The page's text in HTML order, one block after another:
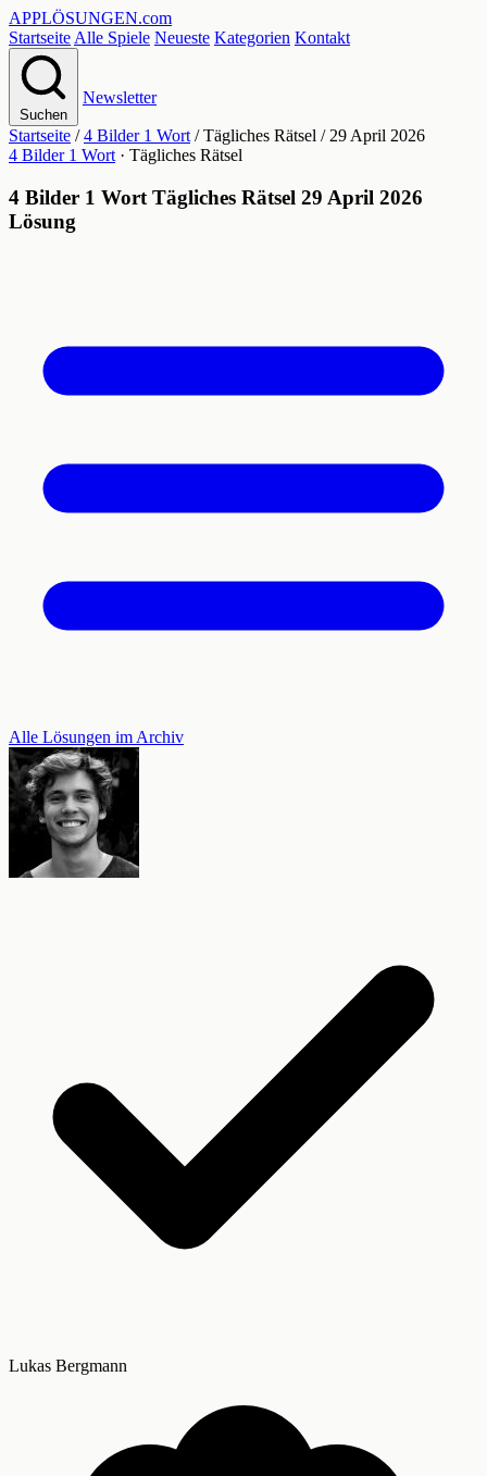
APPLÖSUNGEN.com
Startseite Alle Spiele Neueste Kategorien Kontakt
Suchen
Newsletter
Startseite / 4 Bilder 1 Wort / Tägliches Rätsel / 29 April 2026
4 Bilder 1 Wort · Tägliches Rätsel
4 Bilder 1 Wort Tägliches Rätsel 29 April 2026
Lösung
Alle Lösungen im Archiv
Lukas Bergmann